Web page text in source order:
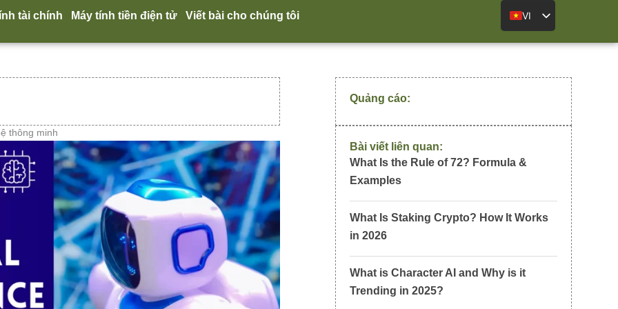
tài chính Máy tính tiền điện tử Viết bài cho chúng tôi VI
thông minh
Quảng cáo:
Bài viết liên quan:
What Is the Rule of 72? Formula &
Examples
What Is Staking Crypto? How It Works
in 2026
What is Character AI and Why is it
Trending in 2025?